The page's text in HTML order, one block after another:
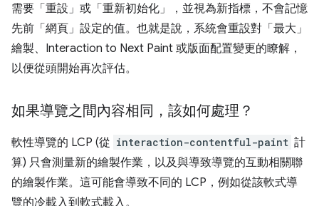
需要「重設」或「重新初始化」，並視為新指標，不會記憶
先前「網頁」設定的值。也就是說，系統會重設對「最大」
繪製、Interaction to Next Paint 或版面配置變更的瞭解，
以便從頭開始再次評估。
如果導覽之間內容相同，該如何處理？
軟性導覽的 LCP (從 interaction-contentful-paint 計
算) 只會測量新的繪製作業，以及與導致導覽的互動相關聯
的繪製作業。這可能會導致不同的 LCP，例如從該軟式導
覽的冷載入到軟式載入。